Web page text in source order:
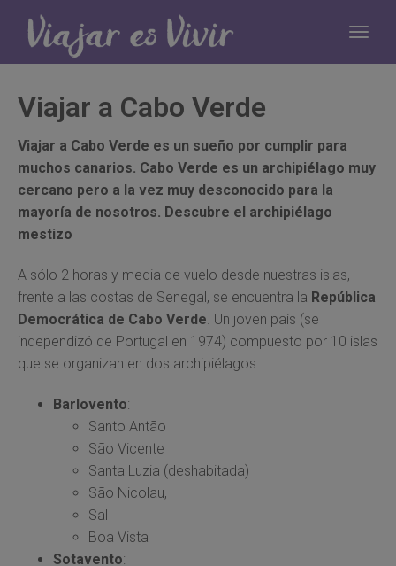
Viajar a Cabo Verde
Viajar a Cabo Verde es un sueño por cumplir para
muchos canarios. Cabo Verde es un archipiélago muy
cercano pero a la vez muy desconocido para la
mayoría de nosotros. Descubre el archipiélago
mestizo
A sólo 2 horas y media de vuelo desde nuestras islas,
frente a las costas de Senegal, se encuentra la República
Democrática de Cabo Verde . Un joven país (se
independizó de Portugal en 1974) compuesto por 10 islas
que se organizan en dos archipiélagos:
Barlovento:
Santo Antão
São Vicente
Santa Luzia (deshabitada)
São Nicolau,
Sal
Boa Vista
Sotavento: